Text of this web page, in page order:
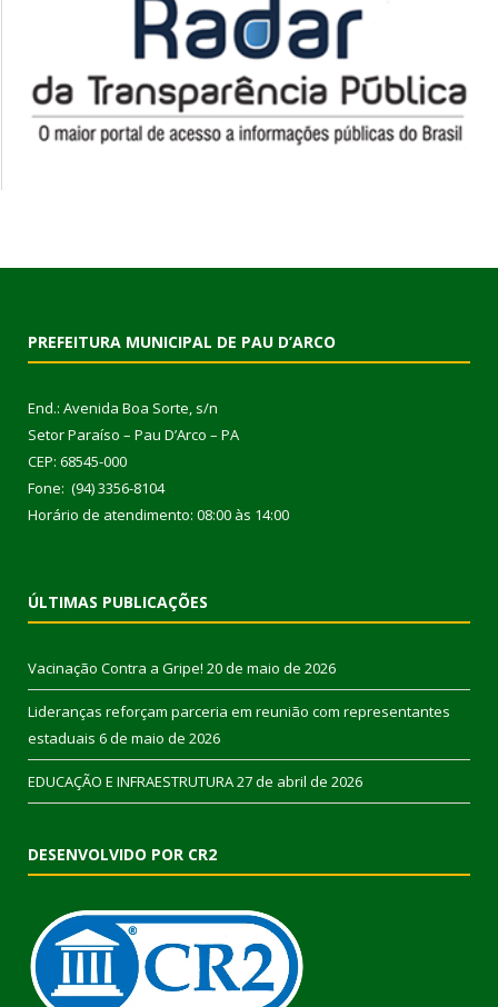
PREFEITURA MUNICIPAL DE PAU D’ARCO
End.: Avenida Boa Sorte, s/n
Setor Paraíso – Pau D’Arco – PA
CEP: 68545-000
Fone: (94) 3356-8104
Horário de atendimento: 08:00 às 14:00
ÚLTIMAS PUBLICAÇÕES
Vacinação Contra a Gripe! 20 de maio de 2026
Lideranças reforçam parceria em reunião com representantes
estaduais 6 de maio de 2026
EDUCAÇÃO E INFRAESTRUTURA27 de abril de 2026
DESENVOLVIDO POR CR2